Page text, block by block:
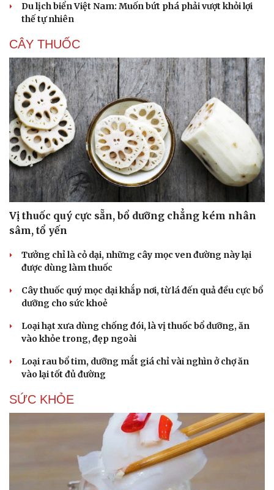
Cải chính
Du lịch biển Việt Nam: Muốn bứt phá phải vượt khỏi lợi
thế tự nhiên
CÂY THUỐC
Vị thuốc quý cực sẵn, bổ dưỡng chẳng kém nhân
sâm, tổ yến
Tưởng chỉ là cỏ dại, những cây mọc ven đường này lại
được dùng làm thuốc
Cây thuốc quý mọc dại khắp nơi, từ lá đến quả đều cực bổ
dưỡng cho sức khoẻ
Loại hạt xưa dùng chống đói, là vị thuốc bổ dưỡng, ăn
vào khỏe trong, đẹp ngoài
Loại rau bổ tim, dưỡng mắt giá chỉ vài nghìn ở chợ ăn
vào lại tốt đủ đường
SỨC KHỎE